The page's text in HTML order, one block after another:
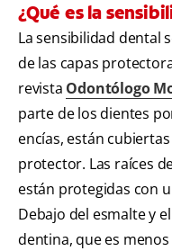
¿Qué es la
La sensibilidad dental
de las capas
revista Odontólogo
parte de los dientes
encías, están
protector. Las raíces
están protegidas con
Debajo del esmalte y
dentina, que es